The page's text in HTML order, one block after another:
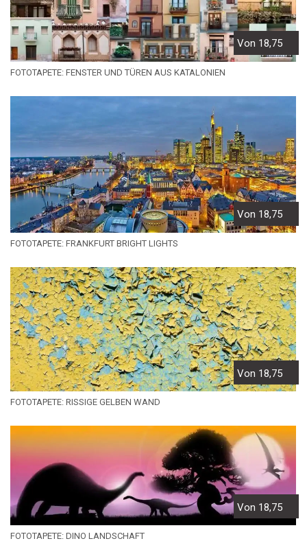
Von 18,75
FOTOTAPETE: FENSTER UND TÜREN AUS KATALONIEN
Von 18,75
FOTOTAPETE: FRANKFURT BRIGHT LIGHTS
Von 18,75
FOTOTAPETE: RISSIGE GELBEN WAND
Von 18,75
FOTOTAPETE: DINO LANDSCHAFT